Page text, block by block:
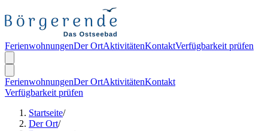
FerienwohnungenDer OrtAktivitätenKontaktVerfügbarkeit prüfen
FerienwohnungenDer OrtAktivitätenKontakt
Verfügbarkeit prüfen
Startseite/
Der Ort/